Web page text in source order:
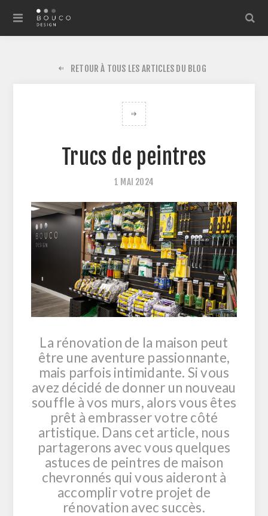
RETOUR À TOUS LES ARTICLES DU BLOG
Trucs de peintres
1 MAI 2024
La rénovation de la maison peut
être une aventure passionnante,
mais parfois intimidante. Si vous
avez décidé de donner un nouveau
souffle à vos murs, alors vous êtes
prêt à embrasser votre côté
artistique. Dans cet article, nous
partagerons avec vous quelques
astuces de peintres de maison
chevronnés qui vous aideront à
accomplir votre projet de
rénovation avec succès.